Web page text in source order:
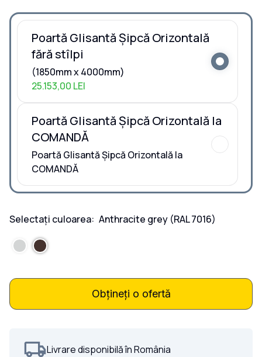
Poartă Glisantă Șipcă Orizontală
fără stîlpi
(1850mm x 4000mm)
25.153,00 LEI
Poartă Glisantă Șipcă Orizontală la
COMANDĂ
Poartă Glisantă Șipcă Orizontală la
COMANDĂ
Selectați culoarea: Anthracite grey (RAL 7016)
Obțineți o ofertă
Livrare disponibilă în România